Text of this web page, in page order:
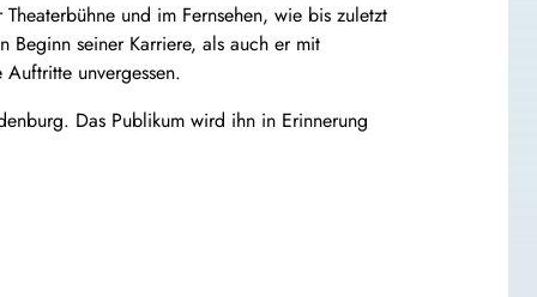
und im Fernsehen, wie bis zuletzt
Beginn seiner Karriere, als auch er mit
unvergessen.
Das Publikum wird ihn in Erinnerung